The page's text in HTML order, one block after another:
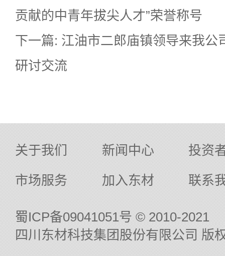
贡献的中青年拔尖人才”荣誉称号
下一篇: 江油市二郎庙镇领导来我公
研讨交流
关于我们 新闻中心
投资
市场服务
加入东材 联系
蜀ICP备09041051号 © 2010-2021
四川东材科技集团股份有限公司 版